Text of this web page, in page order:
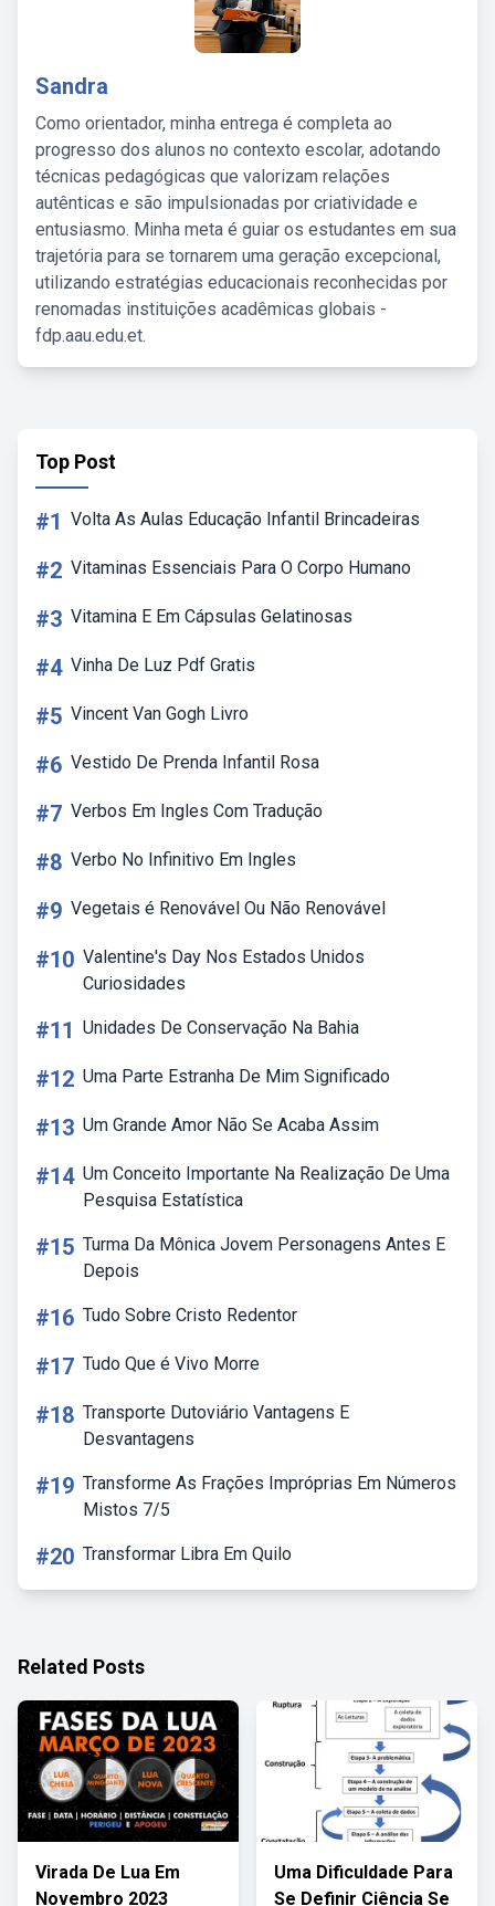
Sandra
Como orientador, minha entrega é completa ao
progresso dos alunos no contexto escolar, adotando
técnicas pedagógicas que valorizam relações
autênticas e são impulsionadas por criatividade e
entusiasmo. Minha meta é guiar os estudantes em sua
trajetória para se tornarem uma geração excepcional,
utilizando estratégias educacionais reconhecidas por
renomadas instituições acadêmicas globais -
fdp.aau.edu.et.
Top Post
#1 Volta As Aulas Educação Infantil Brincadeiras
#2 Vitaminas Essenciais Para O Corpo Humano
#3 Vitamina E Em Cápsulas Gelatinosas
#4 Vinha De Luz Pdf Gratis
#5 Vincent Van Gogh Livro
#6 Vestido De Prenda Infantil Rosa
#7 Verbos Em Ingles Com Tradução
#8 Verbo No Infinitivo Em Ingles
#9 Vegetais é Renovável Ou Não Renovável
#10 Valentine's Day Nos Estados Unidos
Curiosidades
#11 Unidades De Conservação Na Bahia
#12 Uma Parte Estranha De Mim Significado
#13 Um Grande Amor Não Se Acaba Assim
#14 Um Conceito Importante Na Realização De Uma
Pesquisa Estatística
#15 Turma Da Mônica Jovem Personagens Antes E
Depois
#16 Tudo Sobre Cristo Redentor
#17 Tudo Que é Vivo Morre
#18 Transporte Dutoviário Vantagens E
Desvantagens
#19 Transforme As Frações Impróprias Em Números
Mistos 7/5
#20 Transformar Libra Em Quilo
Related Posts
Virada De Lua Em
Novembro 2023
Uma Dificuldade Para
Se Definir Ciência Se